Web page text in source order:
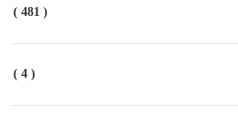
( 481 )
( 4 )